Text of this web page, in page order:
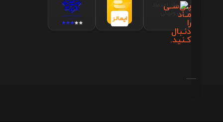
پـی‌سـی
مـاد
را
دنـبال
کـنید.